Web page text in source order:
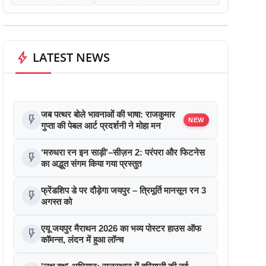
bolt LATEST NEWS
flash_on जब पत्थर बोले भावनाओं की भाषा: राजकुमार
गुप्ता की पेबल आर्ट प्रदर्शनी ने मोहा मन
NEW
flash_on
‘मरुधरा रन इन साड़ी’–सीज़न 2: परंपरा और फिटनेस
का अद्भुत संगम किया गया प्रस्तुत
flash_on फ्रेंडशिप डे पर दौड़ेगा जयपुर – त्रिमूर्ति मानसून रन 3
अगस्त को
flash_on एयू जयपुर मैराथन 2026 का भव्य पोस्टर हाउस ऑफ
कॉमन्स, लंदन में हुआ लॉन्च